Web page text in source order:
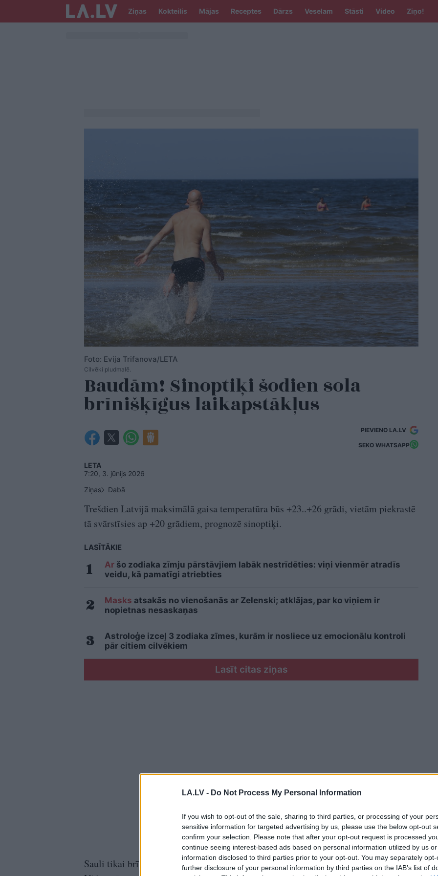
LA.LV - Do Not Process My Personal Information
If you wish to opt-out of the sale, sharing to third parties, or processing of your
sensitive information for targeted advertising by us, please use the below opt-out
confirm your selection. Please note that after your opt-out request is processed
continue seeing interest-based ads based on personal information utilized by us
information disclosed to third parties prior to your opt-out. You may separately
further disclosure of your personal information by third parties on the IAB’s list of
Ziņas Kokteilis Mājas Receptes Dārzs Veselam Stāsti Video Ziņo!
Foto: Evija Trifanova/LETA
Cilvēki pludmalē.
Baudām! Sinoptiķi šodien sola
brīnišķīgus laikapstākļus
PIEVIENO LA.LV
SEKO WHATSAPP
LETA
7:20, 3. jūnijs 2026
Ziņas
Dabā
Trešdien Latvijā maksimālā gaisa temperatūra būs +23..+26 grādi, vietām piekrastē
tā svārstīsies ap +20 grādiem, prognozē sinoptiķi.
LASĪTĀKIE
Ar šo zodiaka zīmju pārstāvjiem labāk nestrīdēties: viņi vienmēr atradīs
veidu, kā pamatīgi atriebties
Masks atsakās no vienošanās ar Zelenski; atklājas, par ko viņiem ir
nopietnas nesaskaņas
Astroloģe izceļ 3 zodiaka zīmes, kurām ir nosliece uz emocionālu kontroli
pār citiem cilvēkiem
Lasīt citas ziņas
Sauli tikai brīžiem aizsegs mākoņi, kas pēcpusdienā un vakarā vietām – galvenokārt